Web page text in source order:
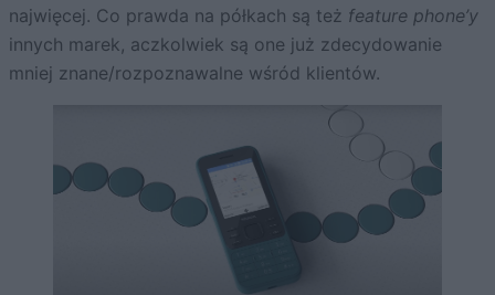
najwięcej. Co prawda na półkach są też feature phone’y
innych marek, aczkolwiek są one już zdecydowanie
mniej znane/rozpoznawalne wśród klientów.